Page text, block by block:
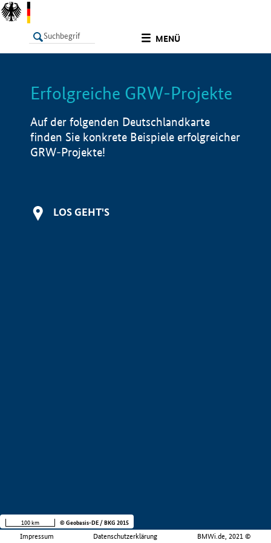
MENÜ
LISTE Info
Erfolgreiche GRW-Projekte
Auf der folgenden Deutschlandkarte
finden Sie konkrete Beispiele erfolgreicher
GRW-Projekte!
LOS GEHT'S
Impressum Datenschutzerklärung BMWi.de, 2021 ©
100 km © Geobasis-DE / BKG 2015